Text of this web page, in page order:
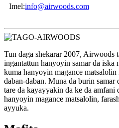
Imel:info@airwoods.com
Tun daga shekarar 2007, Airwoods
ingantattun hanyoyin samar da iska
kuma hanyoyin magance
daban-daban. Muna da burin samar
tare da kayayyakin da ke da amfani
hanyoyin magance matsalolin,
ayyuka.